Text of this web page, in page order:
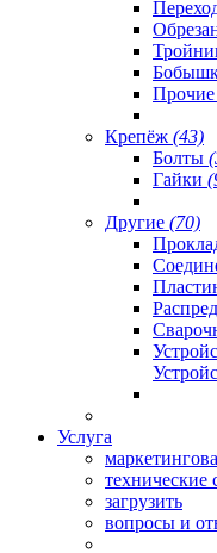
Крепёж (43)
Болты
Гайки
Другие (70)
Услуга
технические
загрузить
вопросы и